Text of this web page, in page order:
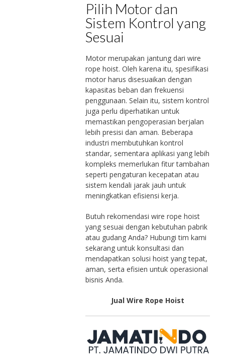
Pilih Motor dan
Sistem Kontrol yang
Sesuai
Motor merupakan jantung dari wire
rope hoist. Oleh karena itu, spesifikasi
motor harus disesuaikan dengan
kapasitas beban dan frekuensi
penggunaan. Selain itu, sistem kontrol
juga perlu diperhatikan untuk
memastikan pengoperasian berjalan
lebih presisi dan aman. Beberapa
industri membutuhkan kontrol
standar, sementara aplikasi yang lebih
kompleks memerlukan fitur tambahan
seperti pengaturan kecepatan atau
sistem kendali jarak jauh untuk
meningkatkan efisiensi kerja.
Butuh rekomendasi wire rope hoist
yang sesuai dengan kebutuhan pabrik
atau gudang Anda? Hubungi tim kami
sekarang untuk konsultasi dan
mendapatkan solusi hoist yang tepat,
aman, serta efisien untuk operasional
bisnis Anda.
Jual Wire Rope Hoist